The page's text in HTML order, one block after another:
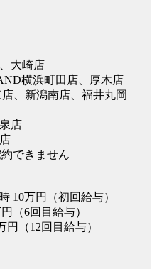
大崎店
横浜町田店、厚木店
、新潟南店、福井丸岡
店
できません
10万円（初回給与）
（6回目給与）
円（12回目給与）